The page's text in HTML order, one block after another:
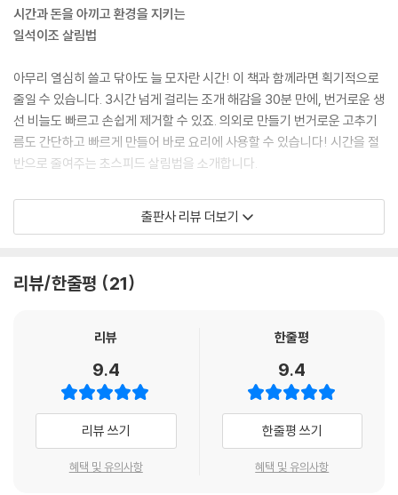
3. 여름철 주방 세균 퇴치법 158
4. 집안 악취 제거법 162
6. 간단한 가전제품 청소법 170
7. 욕실 속 숨은 세균을 잡아라 174
8. 실내 건조 주의보! 천연 가습기 만들기 180
9. 케케묵은 찌든 때 벗겨내기 184
10. 얼룩 완벽 제거법 188
[4장] 가족을 지키는 건강 살림법
1. 환절기 필수! 여드름 관리법 194
4. 중년 건강의 핵심! 하체 근육 관리법 204
6. 여름 극복 쿨팁 212
8. 피부 건강 UP! 살림 능력도 UP! 220
9. 겨울철 피부 가뭄 걱정 끝 224
10. 말라가는 내 눈에 활력을! 228
* 플러스 살림법
딱딱하게 굳은 밥, 이것도 살릴 수 있을까요? 109
시간과 돈을 아끼고 환경을 지키는
일석이조 살림법
아무리 열심히 쓸고 닦아도 늘 모자란 시간! 이 책과 함께라면 획기적으로
줄일 수 있습니다. 3시간 넘게 걸리는 조개 해감을 30분 만에, 번거로운 생
선 비늘도 빠르고 손쉽게 제거할 수 있죠. 의외로 만들기 번거로운 고추기
름도 간단하고 빠르게 만들어 바로 요리에 사용할 수 있습니다! 시간을 절
반으로 줄여주는 초스피드 살림법을 소개합니다.
살림고수라면 시간만이 아니라 돈 절약도 포기할 수 없겠죠! 다양한 재활
용 방법, 식재료를 상하지 않게 오래 보관하는 법 등 집안에서 할 수 있는
친환경 살림입니다. 시중에서 판매하는 세제 못지않은, 오히려 더 깨끗하
종 방법들을 알아보아요!
내 삶에 딱! 실용성 200%
생활밀착형 살림법
출판사 리뷰 더보기
리뷰/한줄평 21
리뷰
9.4
리뷰 쓰기
혜택 및 유의사항
한줄평
9.4
한줄평 쓰기
혜택 및 유의사항